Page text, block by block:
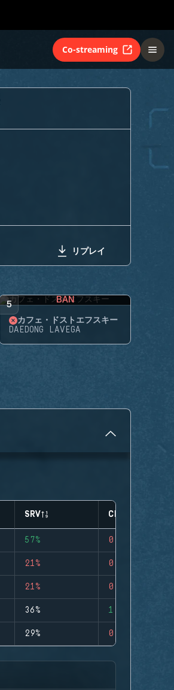
Co-streaming
リプレイ
5 BAN
カフェ・ドストエフスキー
DAEDONG LAVEGA
SRV CLUTCHES
57% 0
21% 0
21% 0
36% 1
29% 0